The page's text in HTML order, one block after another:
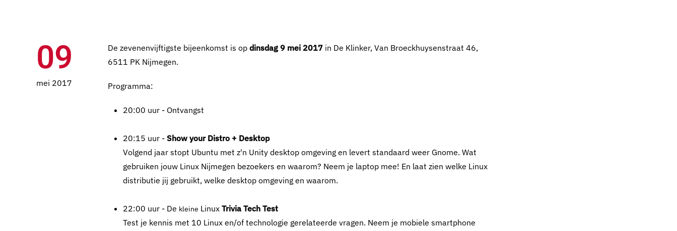
09
mei 2017
De zevenenvijftigste bijeenkomst is opdinsdag 9 mei 2017 in De Klinker, Van Broeckhuysenstraat 46,
6511 PK Nijmegen.
Programma:
20:00 uur - Ontvangst
20:15 uur -Show your Distro + Desktop
Volgend jaar stopt Ubuntu met z'n Unity desktop omgeving en levert standaard weer Gnome. Wat
gebruiken jouw Linux Nijmegen bezoekers en waarom? Neem je laptop mee! En laat zien welke Linux
distributie jij gebruikt, welke desktop omgeving en waarom.
22:00 uur - De kleine LinuxTrivia Tech Test
Test je kennis met 10 Linux en/of technologie gerelateerde vragen. Neem je mobiele smartphone